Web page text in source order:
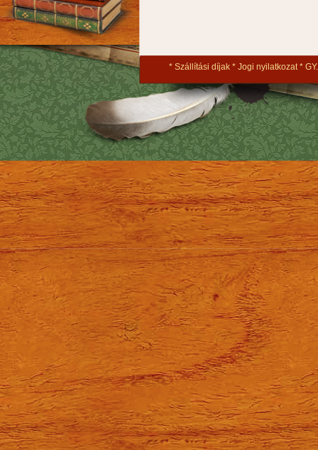
Szállítási díjak Jogi nyilatkozat